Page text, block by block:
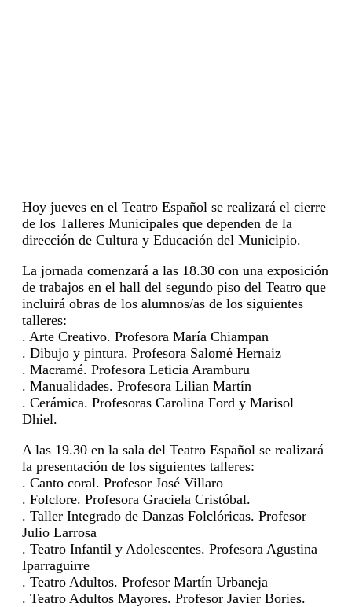
Hoy jueves en el Teatro Español se realizará el cierre
de los Talleres Municipales que dependen de la
dirección de Cultura y Educación del Municipio.
La jornada comenzará a las 18.30 con una exposición
de trabajos en el hall del segundo piso del Teatro que
incluirá obras de los alumnos/as de los siguientes
talleres:
. Arte Creativo. Profesora María Chiampan
. Dibujo y pintura. Profesora Salomé Hernaiz
. Macramé. Profesora Leticia Aramburu
. Manualidades. Profesora Lilian Martín
. Cerámica. Profesoras Carolina Ford y Marisol
Dhiel.
A las 19.30 en la sala del Teatro Español se realizará
la presentación de los siguientes talleres:
. Canto coral. Profesor José Villaro
. Folclore. Profesora Graciela Cristóbal.
. Taller Integrado de Danzas Folclóricas. Profesor
Julio Larrosa
. Teatro Infantil y Adolescentes. Profesora Agustina
Iparraguirre
. Teatro Adultos. Profesor Martín Urbaneja
. Teatro Adultos Mayores. Profesor Javier Bories.